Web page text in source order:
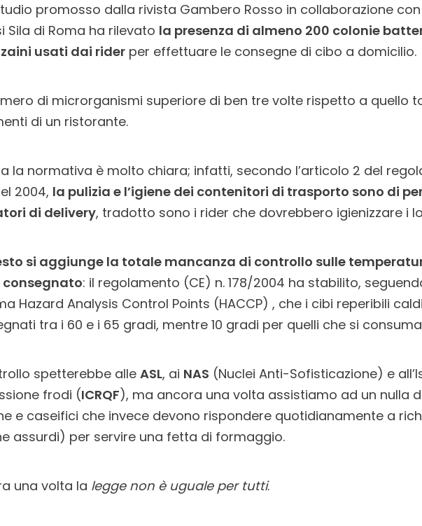
promosso dalla rivista Gambero Rosso in collaborazione
Sila di Roma ha rilevato la presenza di almeno 200 colonie
usati dai rider per effettuare le consegne di cibo a domicilio.
di microrganismi superiore di ben tre volte rispetto a quello
di un ristorante.
la normativa è molto chiara; infatti, secondo l’articolo 2 del
2004, la pulizia e l’igiene dei contenitori di trasporto sono di
di delivery, tradotto sono i rider che dovrebbero igienizzare i
si aggiunge la totale mancanza di controllo sulle
consegnato: il regolamento (CE) n. 178/2004 ha stabilito,
Hazard Analysis Control Points (HACCP) , che i cibi reperibili
tra i 60 e i 65 gradi, mentre 10 gradi per quelli che si
spetterebbe alle ASL, ai NAS (Nuclei Anti-Sofisticazione) e
frodi (ICRQF), ma ancora una volta assistiamo ad un nulla
e caseifici che invece devono rispondere quotidianamente a
assurdi) per servire una fetta di formaggio.
una volta la legge non è uguale per tutti.